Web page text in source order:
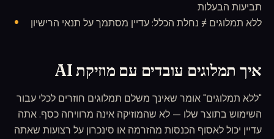
תביעות הבעלות
ללא תמלוגים ≠ נחלת הכלל: עדיין מסתמך על תנאי הרישיון
איך תמלוגים עובדים עם מוזיקת AI
"ללא תמלוגים" אומר שאינך משלם תמלוגים חוזרים לכלי עבור
השימוש בתוצר שלו — לא שהמוזיקה אינה מרוויחה כסף. אתה
עדיין יכול לאסוף הכנסות מהזרמה או סינכרון על רצועות שאתה